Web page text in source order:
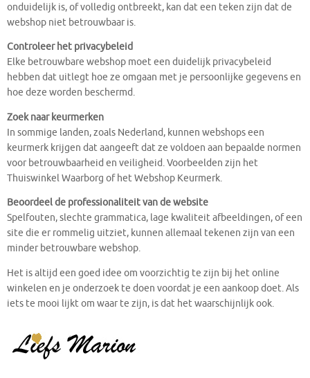
onduidelijk is, of volledig ontbreekt, kan dat een teken zijn dat de
webshop niet betrouwbaar is.
Controleer het privacybeleid
Elke betrouwbare webshop moet een duidelijk privacybeleid
hebben dat uitlegt hoe ze omgaan met je persoonlijke gegevens en
hoe deze worden beschermd.
Zoek naar keurmerken
In sommige landen, zoals Nederland, kunnen webshops een
keurmerk krijgen dat aangeeft dat ze voldoen aan bepaalde normen
voor betrouwbaarheid en veiligheid. Voorbeelden zijn het
Thuiswinkel Waarborg of het Webshop Keurmerk.
Beoordeel de professionaliteit van de website
Spelfouten, slechte grammatica, lage kwaliteit afbeeldingen, of een
site die er rommelig uitziet, kunnen allemaal tekenen zijn van een
minder betrouwbare webshop.
Het is altijd een goed idee om voorzichtig te zijn bij het online
winkelen en je onderzoek te doen voordat je een aankoop doet. Als
iets te mooi lijkt om waar te zijn, is dat het waarschijnlijk ook.